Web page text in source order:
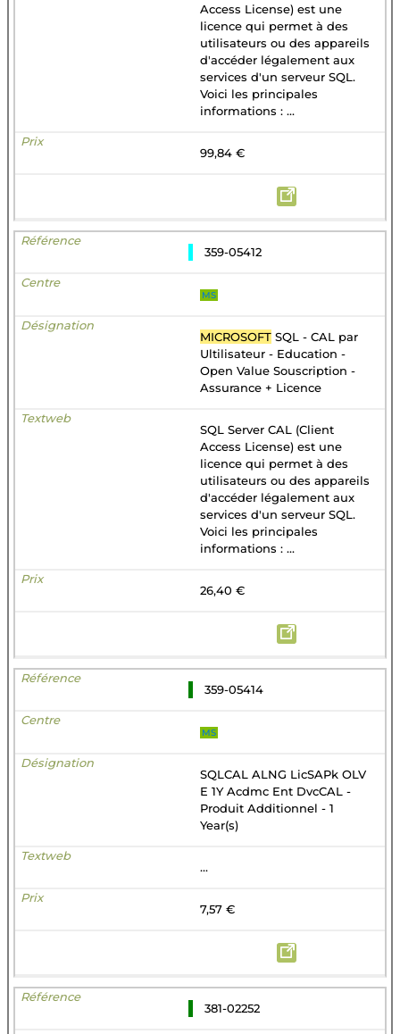
Access License) est une
licence qui permet à des
utilisateurs ou des appareils
d'accéder légalement aux
services d'un serveur SQL.
Voici les principales
informations : ...
99,84 €
359-05412
MS
MICROSOFT SQL - CAL par
Ultilisateur - Education -
Open Value Souscription -
Assurance + Licence
SQL Server CAL (Client
Access License) est une
licence qui permet à des
utilisateurs ou des appareils
d'accéder légalement aux
services d'un serveur SQL.
Voici les principales
informations : ...
26,40 €
359-05414
MS
SQLCAL ALNG LicSAPk OLV
E 1Y Acdmc Ent DvcCAL -
Produit Additionnel - 1
Year(s)
...
7,57 €
381-02252